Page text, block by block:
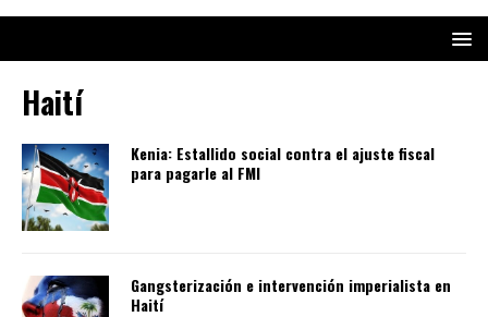
Haití
Kenia: Estallido social contra el ajuste fiscal
para pagarle al FMI
Gangsterización e intervención imperialista en
Haití